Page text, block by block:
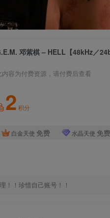
邓紫棋 – HELL【48kHz／
内容为付费资源，请付费后查看
2 积分
白金天使 免费 水晶天使 免费
！！珍惜自己账号！！